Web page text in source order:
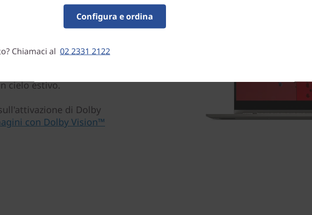
con la tecnologia
I colori vivaci
per tonalità mai viste
di rosso di un autobus
cielo estivo.
di Dolby
con Dolby Vision™
Configura e ordina
Chiamaci al 02 2331 2122